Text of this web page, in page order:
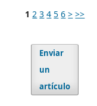
1 2 3 4 5 6 > >>
Enviar
un
artículo